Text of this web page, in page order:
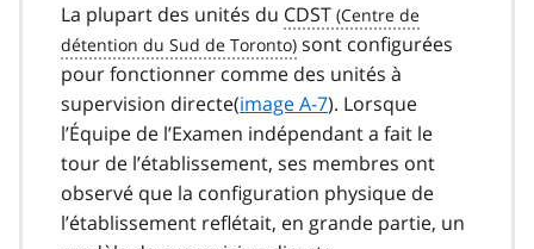
t
n
o
t
e
1
5
5
La plupart des unités du CDST
sont configurées
pour fonctionner comme des unités à
supervision directe(image A-7). Lorsque
l’Équipe de l’Examen indépendant a fait le
tour de l’établissement, ses membres ont
observé que la configuration physique de
l’établissement reflétait, en grande partie, un